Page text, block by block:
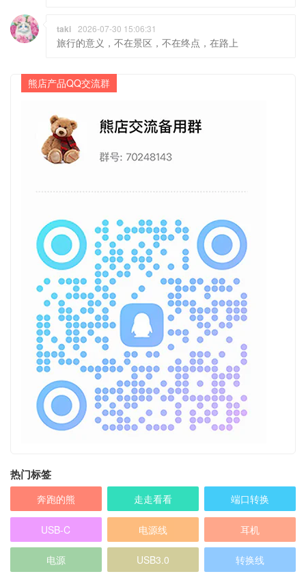
taki 2026-07-30 15:06:31
旅行的意义，不在景区，不在终点，在路上
熊店产品QQ交流群
热门标签
奔跑的熊 走走看看 端口转换
USB-C 电源线 耳机
电源 USB3.0 转换线